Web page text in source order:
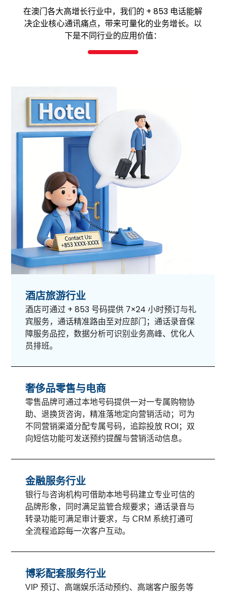
在澳门各大高增长行业中，我们的 + 853 电话能解
决企业核心通讯痛点，带来可量化的业务增长。以
下是不同行业的应用价值：
酒店旅游行业
酒店可通过 + 853 号码提供 7×24 小时预订与礼
宾服务，通话精准路由至对应部门；通话录音保
障服务品控，数据分析可识别业务高峰、优化人
员排班。
奢侈品零售与电商
零售品牌可通过本地号码提供一对一专属购物协
助、退换货咨询，精准落地定向营销活动；可为
不同营销渠道分配专属号码，追踪投放 ROI；双
向短信功能可发送预约提醒与营销活动信息。
金融服务行业
银行与咨询机构可借助本地号码建立专业可信的
品牌形象，同时满足监管合规要求；通话录音与
转录功能可满足审计要求，与 CRM 系统打通可
全流程追踪每一次客户互动。
博彩配套服务行业
VIP 预订、高端娱乐活动预约、高端客户服务等